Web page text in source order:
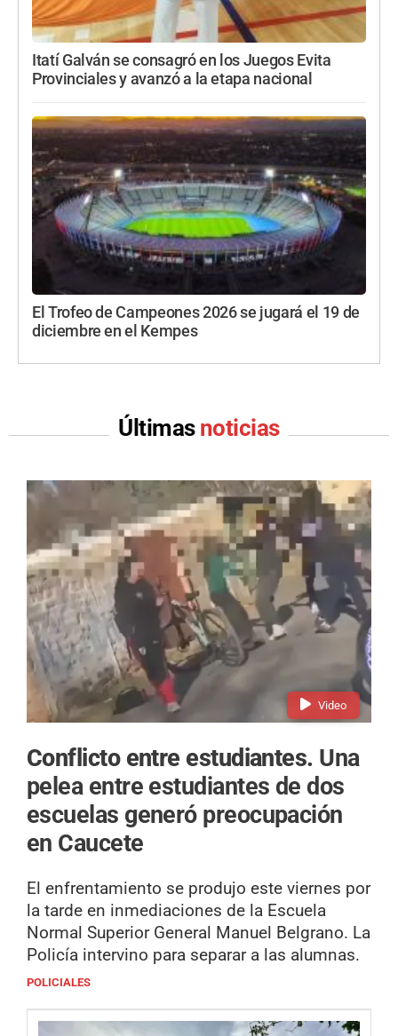
Itatí Galván se consagró en los Juegos Evita
Provinciales y avanzó a la etapa nacional
El Trofeo de Campeones 2026 se jugará el 19 de
diciembre en el Kempes
Últimas noticias
Video
Conflicto entre estudiantes. Una
pelea entre estudiantes de dos
escuelas generó preocupación
en Caucete
El enfrentamiento se produjo este viernes por
la tarde en inmediaciones de la Escuela
Normal Superior General Manuel Belgrano. La
Policía intervino para separar a las alumnas.
POLICIALES